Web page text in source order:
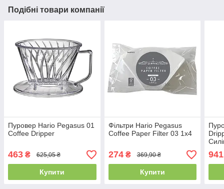
Подібні товари компанії
Пуровер Hario Pegasus 01
Coffee Dripper
463 ₴ 625,05 ₴
Купити
Фільтри Hario Pegasus
Coffee Paper Filter 03 1x4
274₴ 369,90 ₴
Купити
941